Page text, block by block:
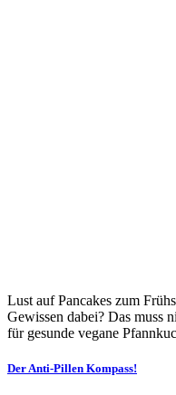
Lust auf Pancakes zum
Gewissen dabei? Das muss
für gesunde vegane
Der Anti-Pillen Kompass!